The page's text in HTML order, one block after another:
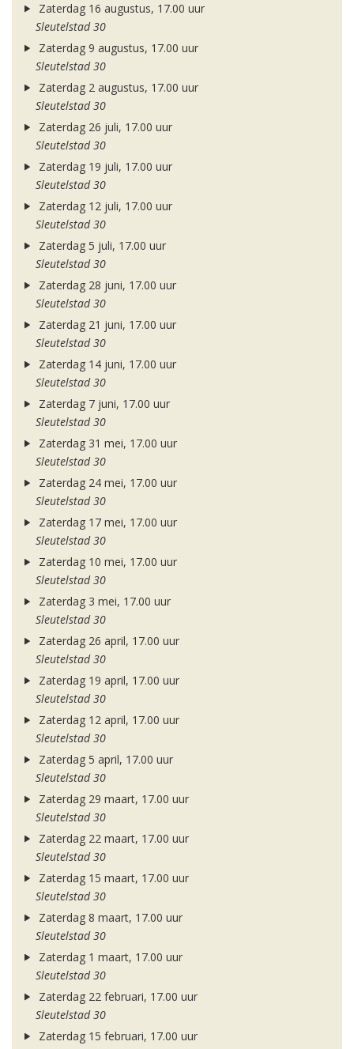
Zaterdag 16 augustus, 17.00 uur
Sleutelstad 30
Zaterdag 9 augustus, 17.00 uur
Sleutelstad 30
Zaterdag 2 augustus, 17.00 uur
Sleutelstad 30
Zaterdag 26 juli, 17.00 uur
Sleutelstad 30
Zaterdag 19 juli, 17.00 uur
Sleutelstad 30
Zaterdag 12 juli, 17.00 uur
Sleutelstad 30
Zaterdag 5 juli, 17.00 uur
Sleutelstad 30
Zaterdag 28 juni, 17.00 uur
Sleutelstad 30
Zaterdag 21 juni, 17.00 uur
Sleutelstad 30
Zaterdag 14 juni, 17.00 uur
Sleutelstad 30
Zaterdag 7 juni, 17.00 uur
Sleutelstad 30
Zaterdag 31 mei, 17.00 uur
Sleutelstad 30
Zaterdag 24 mei, 17.00 uur
Sleutelstad 30
Zaterdag 17 mei, 17.00 uur
Sleutelstad 30
Zaterdag 10 mei, 17.00 uur
Sleutelstad 30
Zaterdag 3 mei, 17.00 uur
Sleutelstad 30
Zaterdag 26 april, 17.00 uur
Sleutelstad 30
Zaterdag 19 april, 17.00 uur
Sleutelstad 30
Zaterdag 12 april, 17.00 uur
Sleutelstad 30
Zaterdag 5 april, 17.00 uur
Sleutelstad 30
Zaterdag 29 maart, 17.00 uur
Sleutelstad 30
Zaterdag 22 maart, 17.00 uur
Sleutelstad 30
Zaterdag 15 maart, 17.00 uur
Sleutelstad 30
Zaterdag 8 maart, 17.00 uur
Sleutelstad 30
Zaterdag 1 maart, 17.00 uur
Sleutelstad 30
Zaterdag 22 februari, 17.00 uur
Sleutelstad 30
Zaterdag 15 februari, 17.00 uur